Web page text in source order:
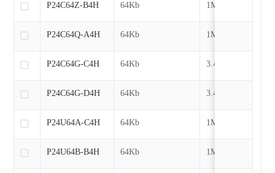
64Kb 1MHz
64Kb 1MHz
64Kb 3.4MHz
64Kb 3.4MHz
64Kb 1MHz
64Kb 1MHz
P24C64Z-B4H
P24C64Q-A4H
P24C64G-C4H
P24C64G-D4H
P24U64A-C4H
P24U64B-B4H